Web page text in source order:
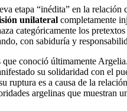
unilateral completamente
categóricamente los
con sabiduría y
conoció últimamente
su solidaridad con el
es a causa de la
argelinas que muestran